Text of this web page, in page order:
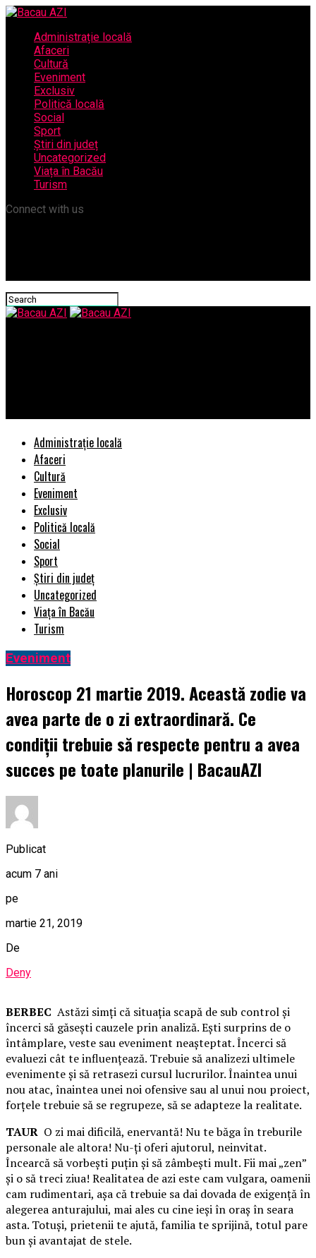
Administrație locală
Afaceri
Cultură
Eveniment
Exclusiv
Politică locală
Social
Sport
Știri din județ
Uncategorized
Viața în Bacău
Turism
Connect with us
Administrație locală
Afaceri
Cultură
Eveniment
Exclusiv
Politică locală
Social
Sport
Știri din județ
Uncategorized
Viața în Bacău
Turism
Eveniment
Horoscop 21 martie 2019. Această zodie va
avea parte de o zi extraordinară. Ce
condiții trebuie să respecte pentru a avea
succes pe toate planurile | BacauAZI
Publicat
acum 7 ani
pe
martie 21, 2019
De
Deny
BERBEC Astăzi simţi că situaţia scapă de sub control şi
încerci să găseşti cauzele prin analiză. Eşti surprins de o
întâmplare, veste sau eveniment neaşteptat. Încerci să
evaluezi cât te influenţează. Trebuie să analizezi ultimele
evenimente şi să retrasezi cursul lucrurilor. Înaintea unui
nou atac, înaintea unei noi ofensive sau al unui nou proiect,
forţele trebuie să se regrupeze, să se adapteze la realitate.
TAUR O zi mai dificilă, enervantă! Nu te băga în treburile
personale ale altora! Nu-ţi oferi ajutorul, neinvitat.
Încearcă să vorbeşti puţin şi să zâmbeşti mult. Fii mai „zen”
şi o să treci ziua! Realitatea de azi este cam vulgara, oamenii
cam rudimentari, aşa că trebuie sa dai dovada de exigenţă în
alegerea anturajului, mai ales cu cine ieşi în oraş în seara
asta. Totuşi, prietenii te ajută, familia te sprijină, totul pare
bun şi avantajat de stele.